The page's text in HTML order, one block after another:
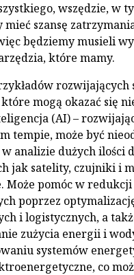
wszędzie, w
mieć szansę
będziemy musieli
które mamy.
rozwijających
mogą okazać się
(AI) –
tempie, może być
analizie dużych ilości
jak satelity, czujniki i
Może pomóc w
poprzez
i logistycznych, a
zużycia energii i
systemów
co